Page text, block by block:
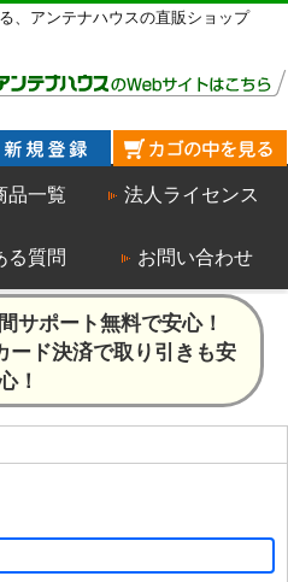
、アンテナハウスの直販ショップ
品一覧 法人ライセンス
る質問 お問い合わせ
サポート無料で安心！
ード決済で取り引きも安
！